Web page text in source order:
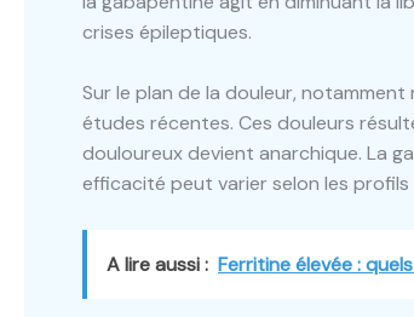
crises épileptiques.
Sur le plan de la douleur,
études récentes. Ces douleurs
douloureux devient anarchique. La
efficacité peut varier selon les
A lire aussi : Ferritine élevée :